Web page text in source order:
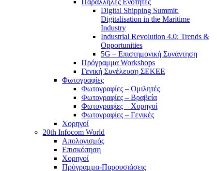
Παράλληλες Ενότητες
Digital Shipping Summit:
Digitalisation in the Maritime
Industry
Industrial Revolution 4.0: Trends &
Opportunities
5G – Επιστημονική Συνάντηση
Πρόγραμμα Workshops
Γενική Συνέλευση ΣΕΚΕΕ
Φωτογραφίες
Φωτογραφίες – Ομιλητές
Φωτογραφίες – Βραβεία
Φωτογραφίες – Χορηγοί
Φωτογραφίες – Γενικές
Χορηγοί
20th Infocom World
Απολογισμός
Επισκόπηση
Χορηγοί
Πρόγραμμα-Παρουσιάσεις